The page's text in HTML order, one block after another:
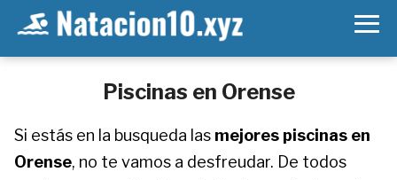
Piscinas en Orense
Si estás en la busqueda las mejores piscinas en
Orense, no te vamos a desfreudar. De todos